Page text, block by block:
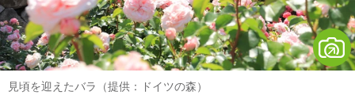
見頃を迎えたバラ（提供：ドイツの森）